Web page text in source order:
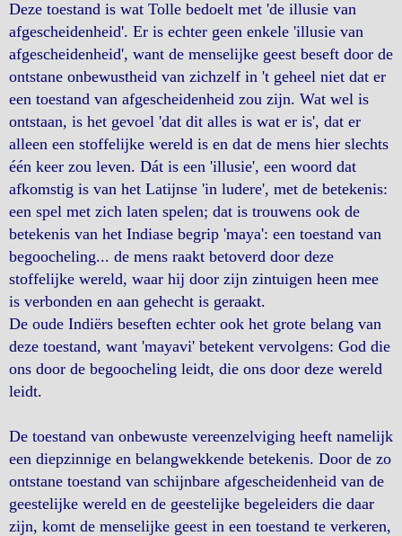
Deze toestand is wat Tolle bedoelt met 'de illusie van
afgescheidenheid'. Er is echter geen enkele 'illusie van
afgescheidenheid', want de menselijke geest beseft door de
ontstane onbewustheid van zichzelf in 't geheel niet dat er
een toestand van afgescheidenheid zou zijn. Wat wel is
ontstaan, is het gevoel 'dat dit alles is wat er is', dat er
alleen een stoffelijke wereld is en dat de mens hier slechts
één keer zou leven. Dát is een 'illusie', een woord dat
afkomstig is van het Latijnse 'in ludere', met de betekenis:
een spel met zich laten spelen; dat is trouwens ook de
betekenis van het Indiase begrip 'maya': een toestand van
begoocheling... de mens raakt betoverd door deze
stoffelijke wereld, waar hij door zijn zintuigen heen mee
is verbonden en aan gehecht is geraakt.
De oude Indiërs beseften echter ook het grote belang van
deze toestand, want 'mayavi' betekent vervolgens: God die
ons door de begoocheling leidt, die ons door deze wereld
leidt.
De toestand van onbewuste vereenzelviging heeft namelijk
een diepzinnige en belangwekkende betekenis. Door de zo
ontstane toestand van schijnbare afgescheidenheid van de
geestelijke wereld en de geestelijke begeleiders die daar
zijn, komt de menselijke geest in een toestand te verkeren,